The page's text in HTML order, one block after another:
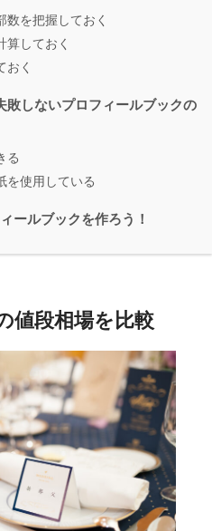
を把握しておく
しておく
おく
敗しないプロフィールブックの
る
を使用している
ールブックを作ろう！
値段相場を比較